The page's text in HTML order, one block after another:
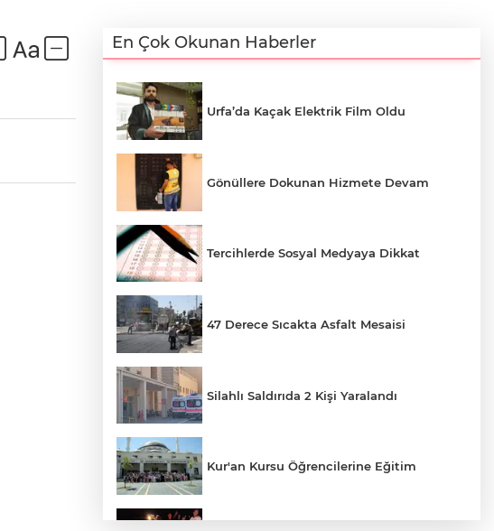
En Çok Okunan Haberler
Urfa’da Kaçak Elektrik Film Oldu
Gönüllere Dokunan Hizmete Devam
Tercihlerde Sosyal Medyaya Dikkat
47 Derece Sıcakta Asfalt Mesaisi
Silahlı Saldırıda 2 Kişi Yaralandı
Kur'an Kursu Öğrencilerine Eğitim